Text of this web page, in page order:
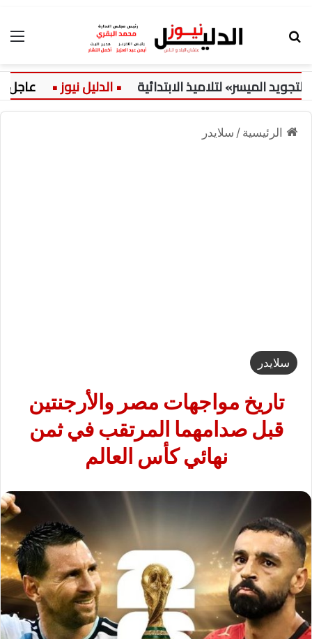
لتلاميذ الابتدائية عاجل:
الرئيسية / سلايدر
سلايدر
تاريخ مواجهات مصر والأرجنتين
قبل صدامهما المرتقب في ثمن
نهائي كأس العالم